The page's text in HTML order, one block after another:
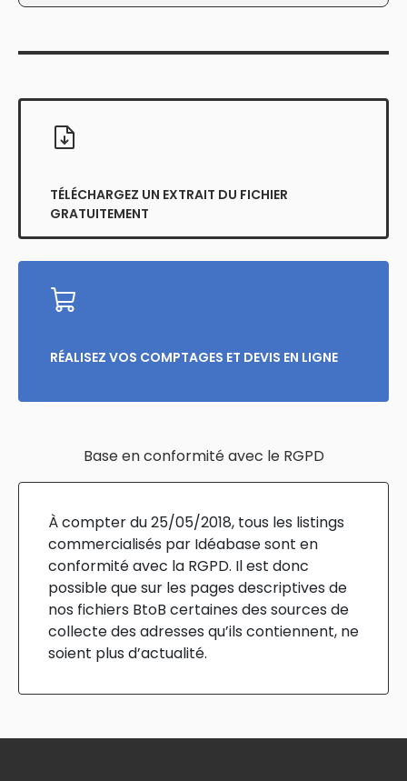
TÉLÉCHARGEZ UN EXTRAIT DU FICHIER
GRATUITEMENT
RÉALISEZ VOS COMPTAGES ET DEVIS EN LIGNE
Base en conformité avec le RGPD
À compter du 25/05/2018, tous les listings
commercialisés par Idéabase sont en
conformité avec la RGPD. Il est donc
possible que sur les pages descriptives de
nos fichiers BtoB certaines des sources de
collecte des adresses qu’ils contiennent, ne
soient plus d’actualité.